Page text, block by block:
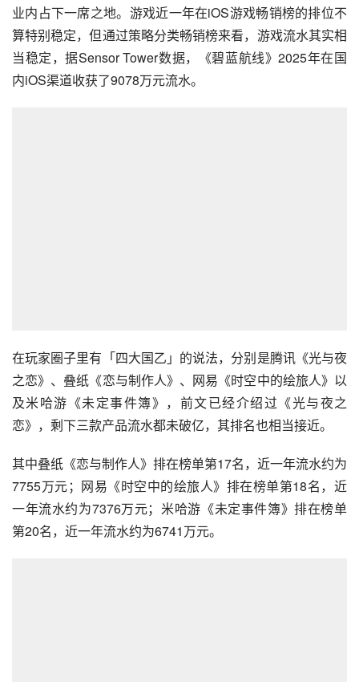
业内占下一席之地。游戏近一年在iOS游戏畅销榜的排位不
算特别稳定，但通过策略分类畅销榜来看，游戏流水其实相
当稳定，据Sensor Tower数据，《碧蓝航线》2025年在国
内iOS渠道收获了9078万元流水。
在玩家圈子里有「四大国乙」的说法，分别是腾讯《光与夜
之恋》、叠纸《恋与制作人》、网易《时空中的绘旅人》以
及米哈游《未定事件簿》，前文已经介绍过《光与夜之
恋》，剩下三款产品流水都未破亿，其排名也相当接近。
其中叠纸《恋与制作人》排在榜单第17名，近一年流水约为
7755万元；网易《时空中的绘旅人》排在榜单第18名，近
一年流水约为7376万元；米哈游《未定事件簿》排在榜单
第20名，近一年流水约为6741万元。